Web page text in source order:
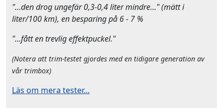
"…den drog ungefär 0,3-0,4 liter mindre…" (mätt i
liter/100 km), en besparing på 6 - 7 %
"…fått en trevlig effektpuckel."
(Notera att trim-testet gjordes med en tidigare generation av
vår trimbox)
Läs om mera tester...